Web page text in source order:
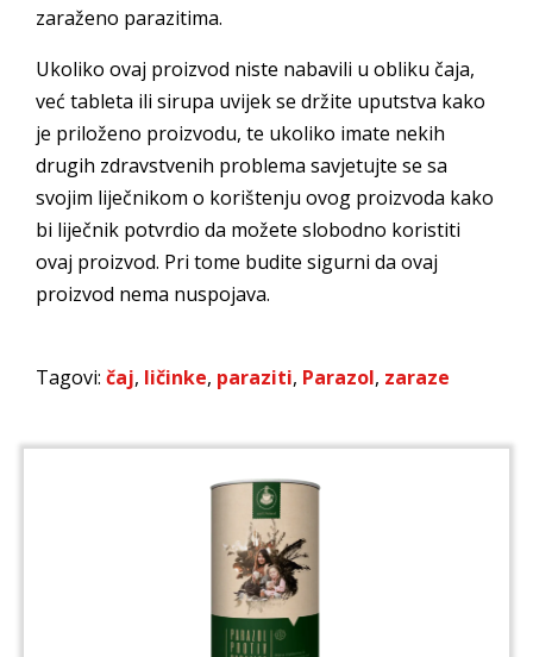
zaraženo parazitima.
Ukoliko ovaj proizvod niste nabavili u obliku čaja,
već tableta ili sirupa uvijek se držite uputstva kako
je priloženo proizvodu, te ukoliko imate nekih
drugih zdravstvenih problema savjetujte se sa
svojim liječnikom o korištenju ovog proizvoda kako
bi liječnik potvrdio da možete slobodno koristiti
ovaj proizvod. Pri tome budite sigurni da ovaj
proizvod nema nuspojava.
Tagovi: čaj, ličinke, paraziti, Parazol, zaraze